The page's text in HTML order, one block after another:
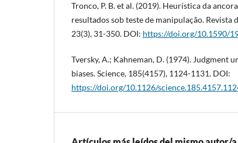
Tronco, P. B. et al. (2019). Heurística da
resultados sob teste de manipulação.
23(3), 31-350. DOI: https://doi.org/10.1590/
Tversky, A.; Kahneman, D. (1974). Judgment
biases. Science, 185(4157), 1124-1131. DOI:
https://doi.org/10.1126/